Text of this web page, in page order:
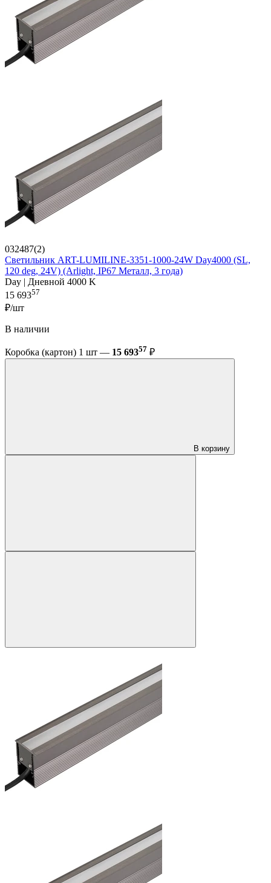
032487(2)
Светильник ART-LUMILINE-3351-1000-24W Day4000 (SL,
120 deg, 24V) (Arlight, IP67 Металл, 3 года)
Day | Дневной 4000 K
15 69357
₽/шт
В наличии
Коробка (картон) 1 шт — 15 69357 ₽
В корзину